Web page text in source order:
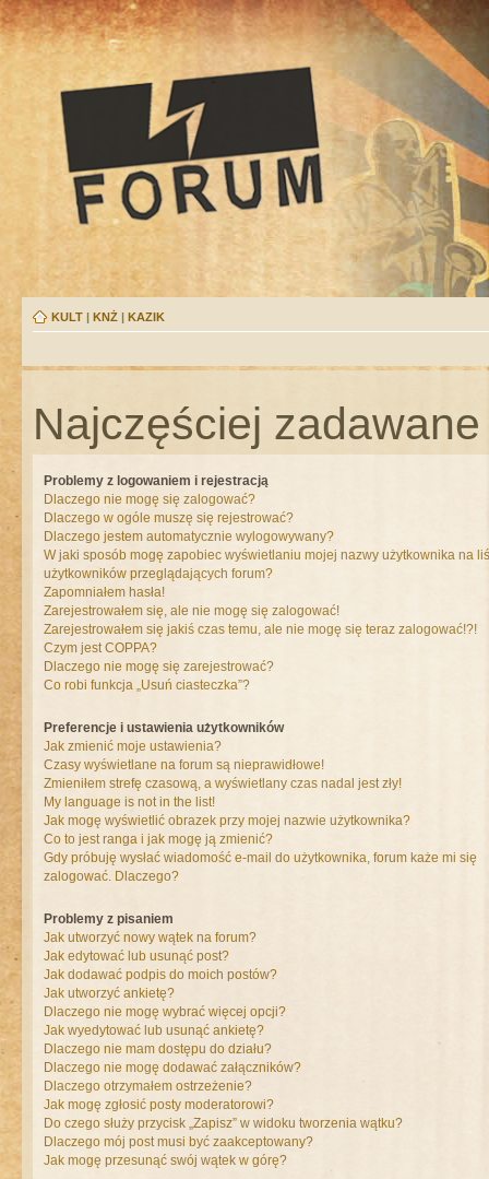
KULT | KNŻ | KAZIK
Najczęściej
Problemy z logowaniem i rejestracją
Dlaczego nie mogę się zalogować?
Dlaczego w ogóle muszę się rejestrować?
Dlaczego jestem automatycznie wylogowywany?
W jaki sposób mogę zapobiec wyświetlaniu mojej nazwy użytkownika na
użytkowników przeglądających forum?
Zapomniałem hasła!
Zarejestrowałem się, ale nie mogę się zalogować!
Zarejestrowałem się jakiś czas temu, ale nie mogę się teraz zalogować!?!
Czym jest COPPA?
Dlaczego nie mogę się zarejestrować?
Co robi funkcja „Usuń ciasteczka”?
Preferencje i ustawienia użytkowników
Jak zmienić moje ustawienia?
Czasy wyświetlane na forum są nieprawidłowe!
Zmieniłem strefę czasową, a wyświetlany czas nadal jest zły!
My language is not in the list!
Jak mogę wyświetlić obrazek przy mojej nazwie użytkownika?
Co to jest ranga i jak mogę ją zmienić?
Gdy próbuję wysłać wiadomość e-mail do użytkownika, forum każe mi się
zalogować. Dlaczego?
Problemy z pisaniem
Jak utworzyć nowy wątek na forum?
Jak edytować lub usunąć post?
Jak dodawać podpis do moich postów?
Jak utworzyć ankietę?
Dlaczego nie mogę wybrać więcej opcji?
Jak wyedytować lub usunąć ankietę?
Dlaczego nie mam dostępu do działu?
Dlaczego nie mogę dodawać załączników?
Dlaczego otrzymałem ostrzeżenie?
Jak mogę zgłosić posty moderatorowi?
Do czego służy przycisk „Zapisz” w widoku tworzenia wątku?
Dlaczego mój post musi być zaakceptowany?
Jak mogę przesunąć swój wątek w górę?